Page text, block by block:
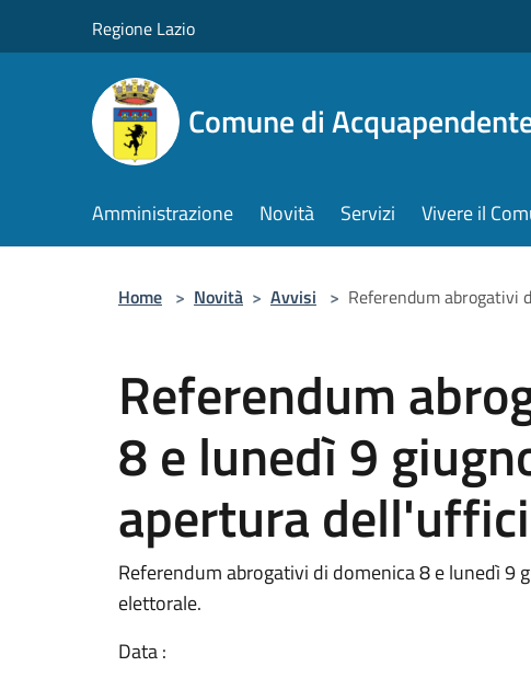
Regione Lazio
Comune di
Amministrazione Novità Servizi Vivere il
Home > Novità > Avvisi > Referendum abrogativi
Referendum
8 e lunedì 9
apertura
Referendum abrogativi di domenica 8 e lunedì 9
elettorale.
Data :